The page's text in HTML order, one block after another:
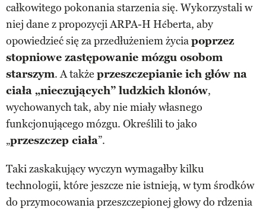
całkowitego pokonania starzenia się. Wykorzystali w
niej dane z propozycji ARPA-H Héberta, aby
opowiedzieć się za przedłużeniem życiapoprzez
stopniowe zastępowanie mózgu osobom
starszym. A także przeszczepianie ich głów na
ciała „nieczujących” ludzkich klonów,
wychowanych tak, aby nie miały własnego
funkcjonującego mózgu. Określili to jako
„przeszczep ciała”.
Taki zaskakujący wyczyn wymagałby kilku
technologii, które jeszcze nie istnieją, w tym środków
do przymocowania przeszczepionej głowy do rdzenia